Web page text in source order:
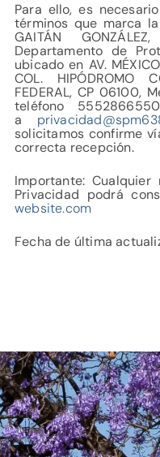
Para ello, es
términos que marca
GAITÁN
Departamento de
ubicado en AV.
COL. HIPÓDROMO
FEDERAL, CP 06100,
teléfono
a
solicitamos confirme
correcta recepción.
Importante:
Privacidad podrá
website.com
Fecha de última